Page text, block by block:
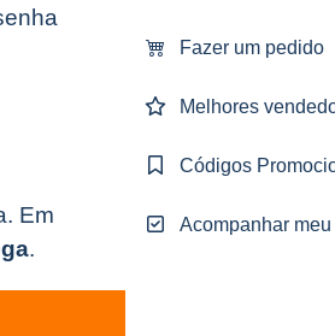
Em
.
Fazer um pedido
Melhores
Códigos
Acompanhar